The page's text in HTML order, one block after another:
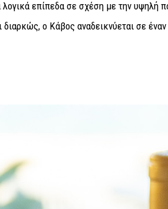
επίπεδα σε σχέση με την υψηλή
ο Κάβος αναδεικνύεται σε